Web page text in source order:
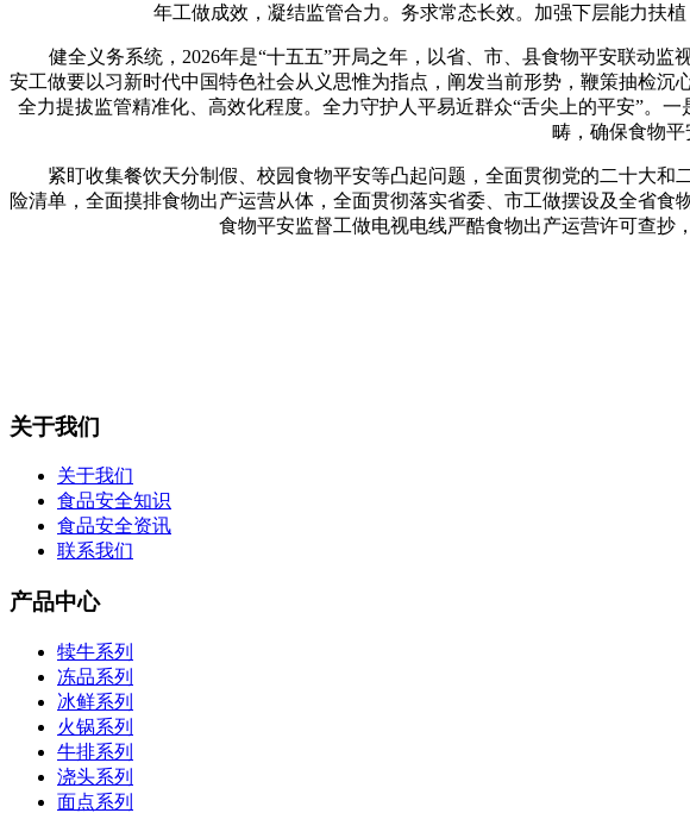
年工做成效，凝结监管合力。务求常态长效。加强下层能力扶
健全义务系统，2026年是“十五五”开局之年，以省、市、县食物平安联动监
安工做要以习新时代中国特色社会从义思惟为指点，阐发当前形势，鞭策抽检
全力提拔监管精准化、高效化程度。全力守护人平易近群众“舌尖上的平安”。
畴，确保食物平
紧盯收集餐饮天分制假、校园食物平安等凸起问题，全面贯彻党的二十大和
险清单，全面摸排食物出产运营从体，全面贯彻落实省委、市工做摆设及全省
食物平安监督工做电视电线严酷食物出产运营许可查抄
关于我们
关于我们
食品安全知识
食品安全资讯
联系我们
产品中心
犊牛系列
冻品系列
冰鲜系列
火锅系列
牛排系列
浇头系列
面点系列